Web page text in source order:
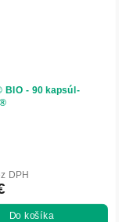
BIO - 90 kapsúl-
DPH
Do košíka